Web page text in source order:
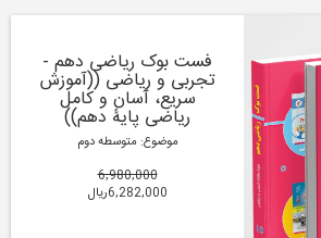
فست بوک ریاضی دهم -
تجربی و ریاضی ((آموزش
سریع، آسان و کامل
ریاضی پایۀ دهم))
موضوع: متوسطه دوم
6,980,000
6,282,000ریال